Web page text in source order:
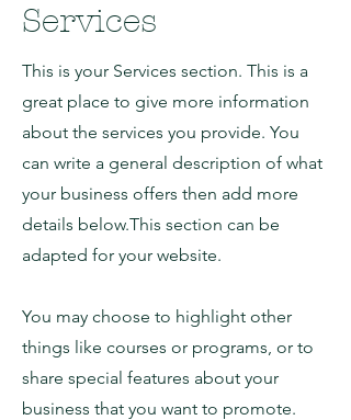
Services
This is your Services section. This is a
great place to give more information
about the services you provide. You
can write a general description of what
your business offers then add more
details below.This section can be
adapted for your website.
You may choose to highlight other
things like courses or programs, or to
share special features about your
business that you want to promote.